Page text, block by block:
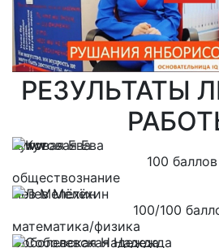
РЕЗУЛЬТАТЫ
Кутовая Ева
100 баллов
обществознание
Лев Мелёхин
100/100
математика/физика
Соболевская Надежда